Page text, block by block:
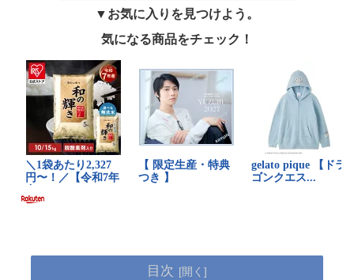
▼お気に入りを見つけよう。
気になる商品をチェック！
目次